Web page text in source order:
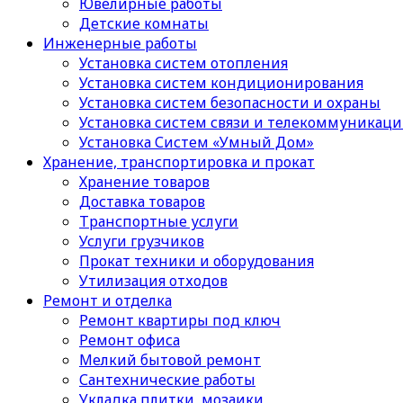
Детские комнаты
Инженерные работы
Установка систем отопления
Установка систем кондиционирования
Установка систем безопасности и охраны
Установка систем связи и
Установка Систем «Умный Дом»
Хранение, транспортировка и прокат
Хранение товаров
Доставка товаров
Транспортные услуги
Услуги грузчиков
Прокат техники и оборудования
Утилизация отходов
Ремонт и отделка
Ремонт квартиры под ключ
Ремонт офиса
Мелкий бытовой ремонт
Сантехнические работы